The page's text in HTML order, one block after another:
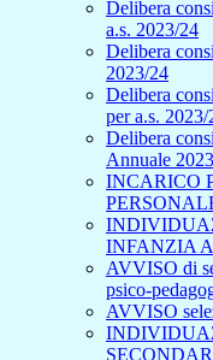
Delibera
a.s. 2023/24
Delibera
2023/24
Delibera
per a.s.
Delibera
Annuale 2023
INCARICO
INFANZIA
AVVISO di
psico-
AVVISO